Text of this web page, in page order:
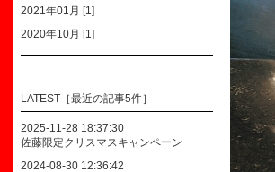
2021年01月 [1]
2020年10月 [1]
LATEST［最近の記事5件］
2025-11-28 18:37:30
佐藤限定クリスマスキャンペーン
2024-08-30 12:36:42